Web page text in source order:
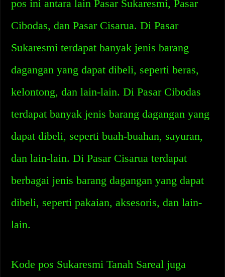
pos ini antara lain Pasar Sukaresmi, Pasar
Cibodas, dan Pasar Cisarua. Di Pasar
Sukaresmi terdapat banyak jenis barang
dagangan yang dapat dibeli, seperti beras,
kelontong, dan lain-lain. Di Pasar Cibodas
terdapat banyak jenis barang dagangan yang
dapat dibeli, seperti buah-buahan, sayuran,
dan lain-lain. Di Pasar Cisarua terdapat
berbagai jenis barang dagangan yang dapat
dibeli, seperti pakaian, aksesoris, dan lain-
lain.
Kode pos Sukaresmi Tanah Sareal juga